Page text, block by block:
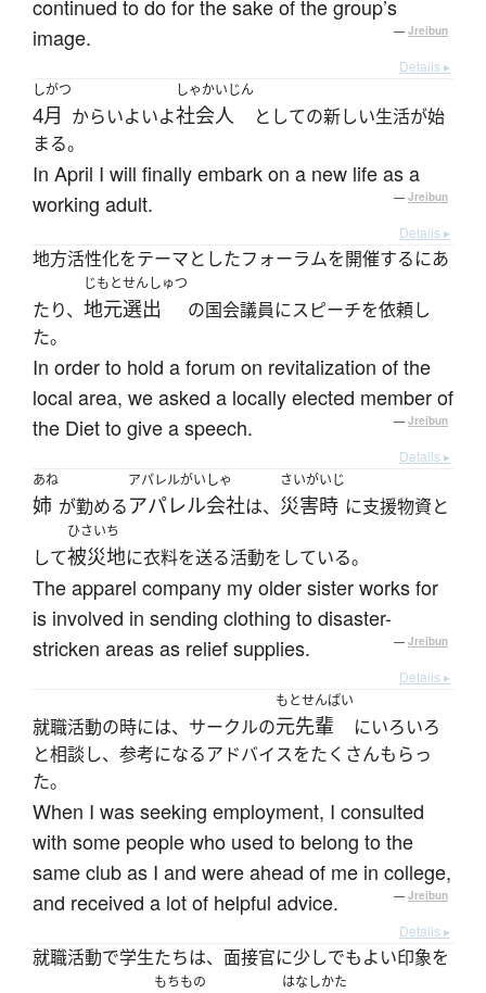
continued to do for the sake of the group’s
image.
— Jreibun
Details ▸
しがつ
4月 からいよいよ
しゃかいじん
社会人
としての新しい生活が始
まる。
In April I will finally embark on a new life as a
working adult.
— Jreibun
Details ▸
地方活性化をテーマとしたフォーラムを開催するにあ
たり、
じもとせんしゅつ
地元選出
の国会議員にスピーチを依頼し
た。
In order to hold a forum on revitalization of the
local area, we asked a locally elected member of
the Diet to give a speech.
— Jreibun
Details ▸
あね
姉 が勤める
アパレルがいしゃ
アパレル会社は、
さいがいじ
災害時 に支援物資と
して
ひさいち
被災地に衣料を送る活動をしている。
The apparel company my older sister works for
is involved in sending clothing to disaster-
stricken areas as relief supplies.
— Jreibun
Details ▸
就職活動の時には、サークルの
もとせんぱい
元先輩
にいろいろ
と相談し、参考になるアドバイスをたくさんもらっ
た。
When I was seeking employment, I consulted
with some people who used to belong to the
same club as I and were ahead of me in college,
and received a lot of helpful advice.
— Jreibun
Details ▸
就職活動で学生たちは、面接官に少しでもよい印象を
もちもの はなしかた